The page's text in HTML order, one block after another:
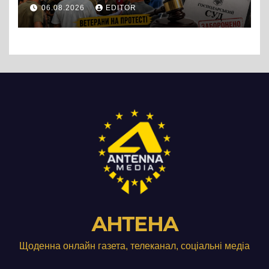
підприємства ТОВ «Омега
Три», що займається
06.08.2026 EDITOR
АНТЕНА
Щоденна онлайн газета, телеканал, соціальні медіа